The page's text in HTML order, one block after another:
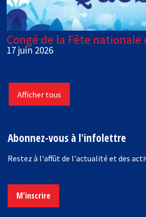
Congé de la Fête nationale
17 juin 2026
Afficher tous
Abonnez-vous à l'infolettre
Restez à l'affût de l'actualité et des
M'inscrire